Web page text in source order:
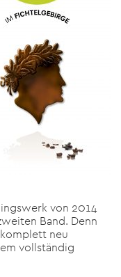
von 2014
Band. Denn
neu
vollständig